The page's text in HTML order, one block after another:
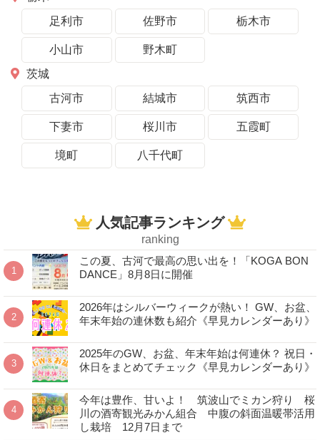
足利市
佐野市 栃木市
小山市
野木町
茨城
古河市
結城市 筑西市
下妻市 桜川市 五霞町
境町 八千代町
人気記事ランキング
ranking
この夏、古河で最高の思い出を！「KOGA BON
DANCE」8月8日に開催
2026年はシルバーウィークが熱い！ GW、お盆、
年末年始の連休数も紹介《早見カレンダーあり》
2025年のGW、お盆、年末年始は何連休？ 祝日・
休日をまとめてチェック《早見カレンダーあり》
今年は豊作、甘いよ！ 筑波山でミカン狩り 桜
川の酒寄観光みかん組合 中腹の斜面温暖帯活用
し栽培 12月7日まで